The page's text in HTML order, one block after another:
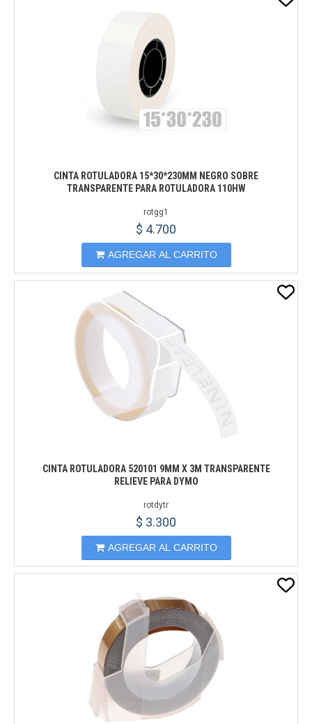
CINTA ROTULADORA 15*30*230MM NEGRO SOBRE
TRANSPARENTE PARA ROTULADORA 110HW
rotgg1
$ 4.700
AGREGAR AL CARRITO
CINTA ROTULADORA 520101 9MM X 3M TRANSPARENTE
RELIEVE PARA DYMO
rotdytr
$ 3.300
AGREGAR AL CARRITO